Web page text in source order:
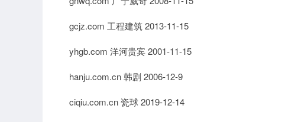
gcjz.com 工程建筑 2013-11-15
yhgb.com 洋河贵宾 2001-11-15
hanju.com.cn 韩剧 2006-12-9
ciqiu.com.cn 瓷球 2019-12-14